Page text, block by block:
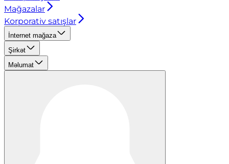
Mağazalar
Korporativ satışlar
İnternet mağaza
Şirkət
Məlumat